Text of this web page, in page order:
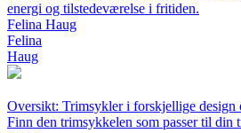
energi og tilstedeværelse i fritiden.
Felina Haug
Felina
Haug
Oversikt: Trimsykler i forskjellige design
Finn den trimsykkelen som passer til din